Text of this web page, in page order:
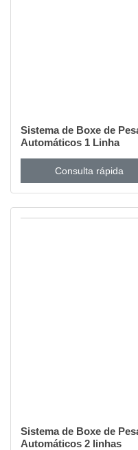
Sistema de Boxe de
Automáticos 1 Linha
Consulta rápida
Sistema de Boxe de
Automáticos 2 linhas